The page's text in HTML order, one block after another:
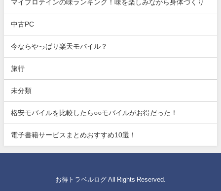
マイプロテインの味ランキング！味を楽しみながら身体づくり
中古PC
今ならやっぱり楽天モバイル？
旅行
未分類
格安モバイルを比較したら○○モバイルがお得だった！
電子書籍サービスまとめおすすめ10選！
お得トラベルログ All Rights Reserved.